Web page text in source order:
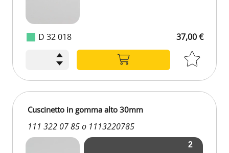
D 32 018 37,00 €
Cuscinetto in gomma alto 30mm
111 322 07 85 o 1113220785